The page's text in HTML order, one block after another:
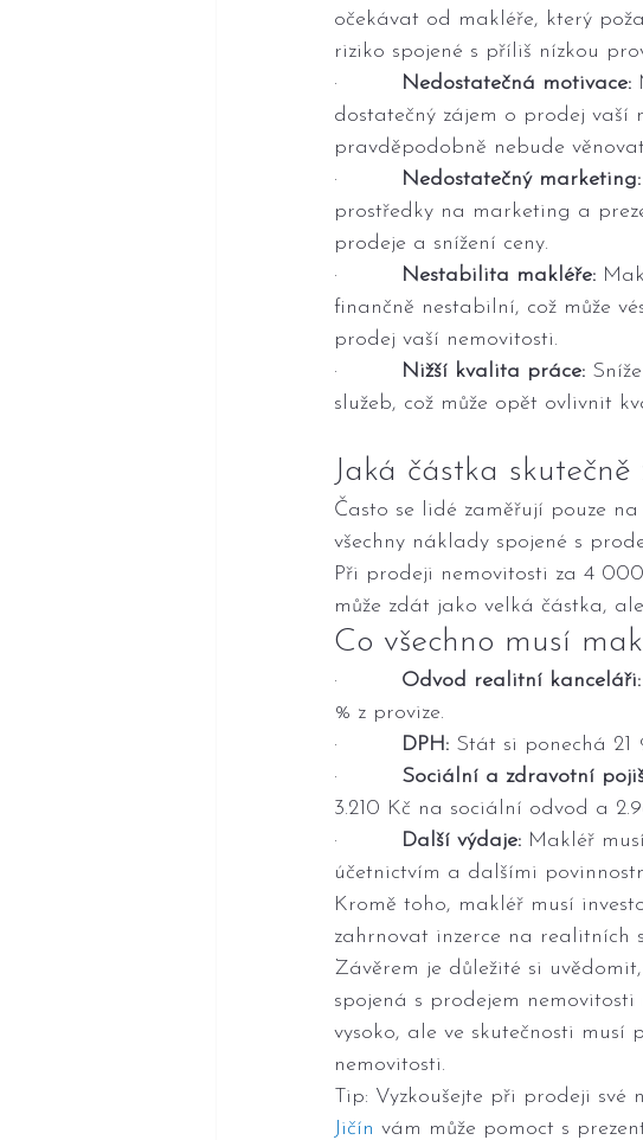
očekávat od makléře, který
riziko spojené s příliš nízkou
·
Nedostatečná motivace:
dostatečný zájem o prodej vaší
pravděpodobně nebude
·
Nedostatečný marketing:
prostředky na marketing a
prodeje a snížení ceny.
·
Nestabilita makléře:
finančně nestabilní, což může
prodej vaší nemovitosti.
·
Nižší kvalita práce:
služeb, což může opět ovlivnit
Jaká částka
Často se lidé zaměřují pouze
všechny náklady spojené s
Při prodeji nemovitosti za 4
může zdát jako velká částka,
Co všechno musí
· Odvod realitní kanceláři:
% z provize.
·
DPH: Stát si ponechá 21
· Sociální a zdravotní
3.210 Kč na sociální odvod a
·
Další výdaje: Makléř
účetnictvím a dalšími
Kromě toho, makléř musí
zahrnovat inzerce na realitních
Závěrem je důležité si
spojená s prodejem
vysoko, ale ve skutečnosti
nemovitosti.
Tip: Vyzkoušejte při prodeji své
Jičín vám může pomoct s